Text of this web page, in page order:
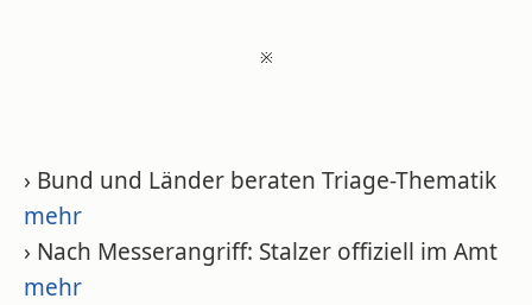
※
› Bund und Länder beraten Triage-Thematik
mehr
› Nach Messerangriff: Stalzer offiziell im Amt
mehr